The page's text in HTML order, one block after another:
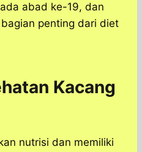
abad ke-19, dan
penting dari diet
Kacang
nutrisi dan memiliki